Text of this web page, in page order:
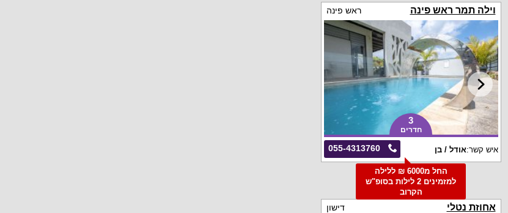
וילה תמר ראש פינה ראש פינה
3
חדרים
055-4313760 איש קשר:אודל / בן
החל מ6000 ₪ ללילה
למזמינים 2 לילות בסופ"ש
הקרוב
אחוזת נטלי דישון